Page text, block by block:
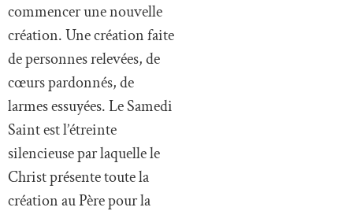
commencer une nouvelle
création. Une création faite
de personnes relevées, de
cœurs pardonnés, de
larmes essuyées. Le Samedi
Saint est l’étreinte
silencieuse par laquelle le
Christ présente toute la
création au Père pour la